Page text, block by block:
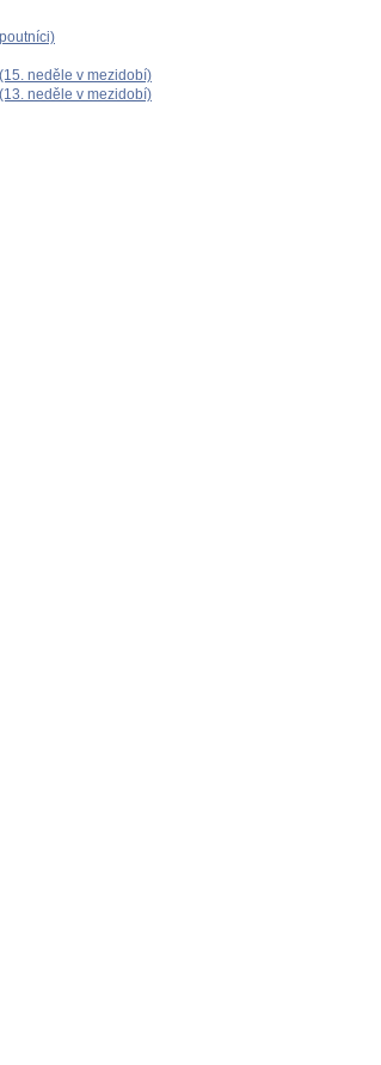
neděle v mezidobí)
neděle v mezidobí)